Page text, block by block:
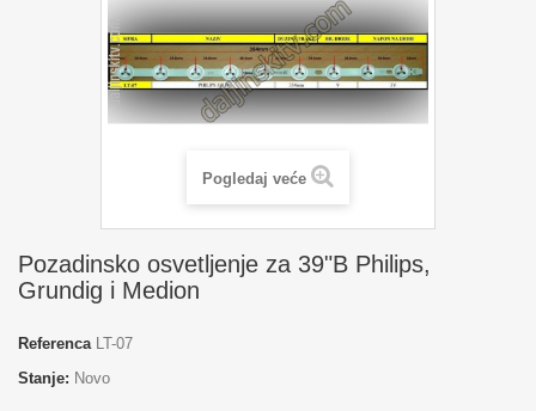
Pogledaj veće
Pozadinsko osvetljenje za 39"B Philips,
Grundig i Medion
Referenca LT-07
Stanje: Novo